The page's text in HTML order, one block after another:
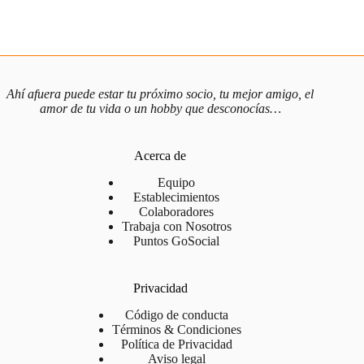
¿Tienes dudas? Andrés , el organizador, te responde por
WhatsAppo Instagramenseguida.
¿Quieres estar al día de todos los eventos y novedades? Únete a
📣
Si te lo pasas bien, ¡cuéntaselo al mundo! Déjanos una reseña en
No tenemos grupos de WhatsApp ni pedimos tu número de
teléfono. Respetamos tu privacidad. Te recomendamos que
conozcas bien a las personas antes de compartir información
Ahí afuera puede estar tu próximo socio, tu mejor amigo, el
amor de tu vida o un hobby que desconocías…
Acerca de
Equipo
Establecimientos
Colaboradores
Trabaja con Nosotros
Puntos GoSocial
Privacidad
Código de conducta
Términos & Condiciones
Política de Privacidad
Aviso legal